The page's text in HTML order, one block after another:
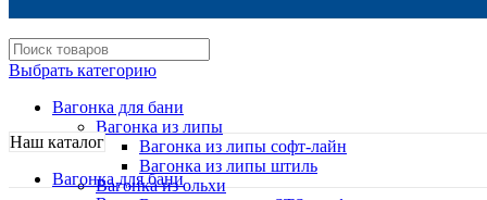
Выбрать категорию
Вагонка для бани
Вагонка из липы
Вагонка из липы софт-лайн
Вагонка из липы штиль
Вагонка из ольхи
Наш каталог
Вагонка для бани